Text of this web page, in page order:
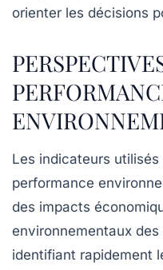
orienter les décisions
Les indicateurs utilisés
performance
des impacts
environnementaux des
identifiant rapidement